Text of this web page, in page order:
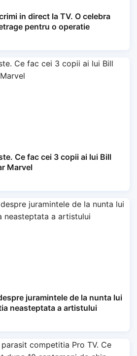
in direct la TV. O celebra
pentru o operatie
Ce fac cei 3 copii ai lui Bill
Marvel
juramintele de la nunta lui
neasteptata a artistului